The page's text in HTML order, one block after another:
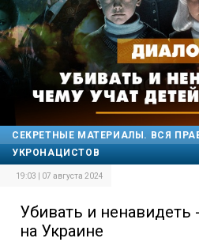
СЕКРЕТНЫЕ МАТЕРИАЛЫ. ВСЯ
УКРОНАЦИСТОВ
19:03 | 07 августа 2024
Убивать и ненавидеть
на Украине